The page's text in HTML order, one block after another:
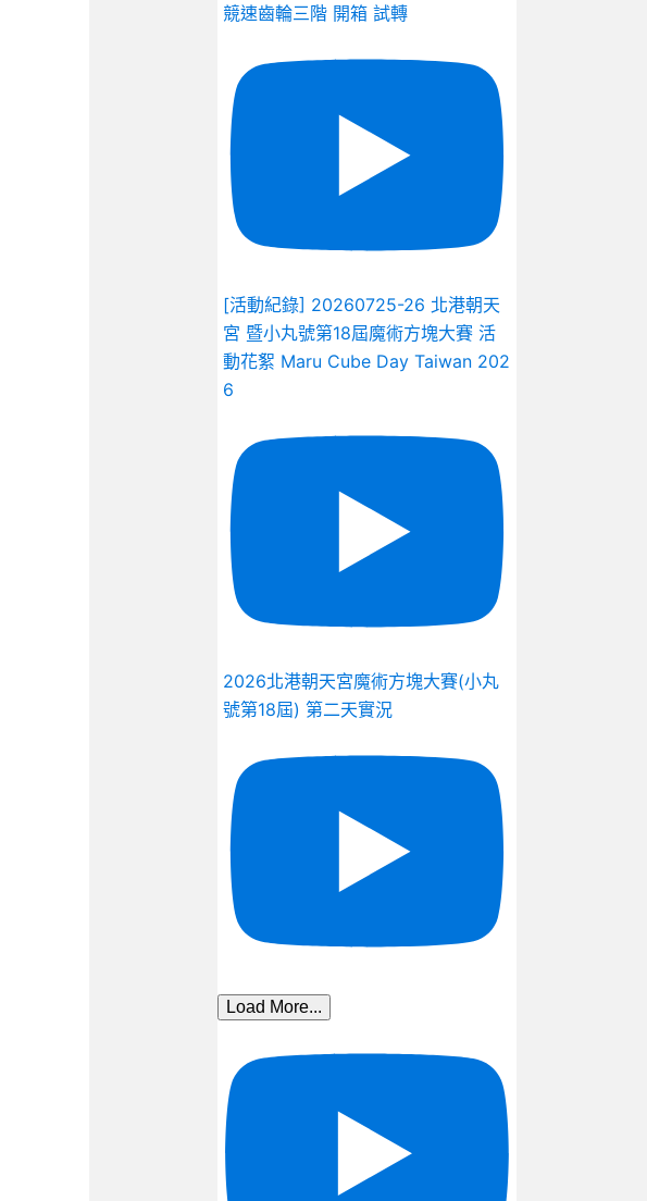
競速齒輪三階 開箱 試轉
[活動紀錄] 20260725-26 北港朝天
宮 暨小丸號第18屆魔術方塊大賽 活
動花絮 Maru Cube Day Taiwan 202
6
2026北港朝天宮魔術方塊大賽(小丸
號第18屆) 第二天實況
Load More...